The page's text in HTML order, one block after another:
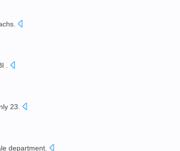
.
23
department